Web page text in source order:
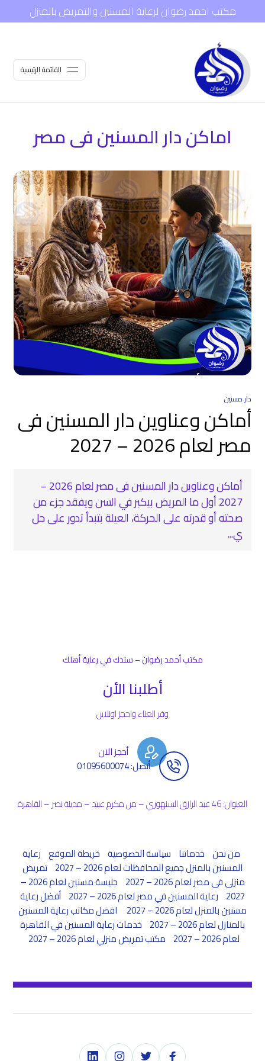
مكتب احمد رضوان لرعاية المسنين والتمريض بالمنزل
القائمة الرئيسية
اماكن دار المسنين فى مصر
دار مسنين
أماكن وعناوين دار المسنين فى
مصر لعام 2026 – 2027
أماكن وعناوين دار المسنين فى مصر لعام 2026 –
2027 أول ما المريض بيكبر في السن ويفقد جزء من
صحته أو قدرته على الحركة، العيلة بتبدأ تدور على حل
ي...
مكتب أحمد رضوان – سندك في رعاية أهلك
أطلبنا الأن
وفر العناء واحجز اونلاين
أحجز الان
أتصل: 01095600074
العنوان: 46 عبد الرازق السنهوري – من مكرم عبيد – مدينة نصر – القاهرة
من نحن خدماتنا سياسة الخصوصية خريطة الموقع رعاية
المسنين بالمنزل جميع المحافظات لعام 2026 – 2027
تمريض
منزلى فى مصر لعام 2026 – 2027
جليسة مسنين لعام 2026 –
2027 رعاية المسنين في مصر لعام 2026 – 2027
أفضل رعاية
مسنين بالمنزل لعام 2026 – 2027
افضل مكاتب رعاية المسنين
بالمنازل لعام 2026 – 2027
خدمات رعاية المسنين في القاهرة
لعام 2026 – 2027
مكتب تمريض منزلي لعام 2026 – 2027